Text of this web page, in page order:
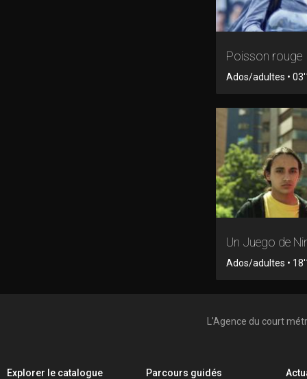
Poisson rouge
Ados/adultes •
Un Juego de
Ados/adultes •
L'Agence du court
Explorer le catalogue
Parcours guidés